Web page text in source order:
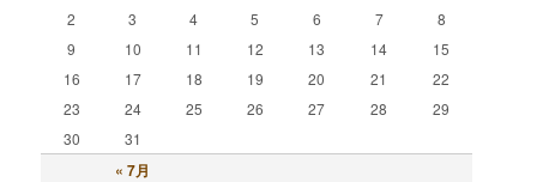
« 7月
2
3 4 5 6 7
8
9
10 11 12 13 14
15
16
17 18 19 20 21
22
23
24 25 26 27 28
29
30
31